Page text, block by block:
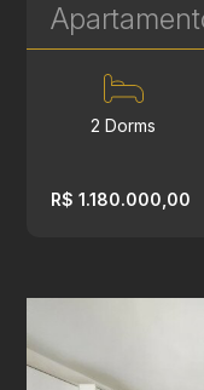
2 Dorms
R$ 1.180.000,00